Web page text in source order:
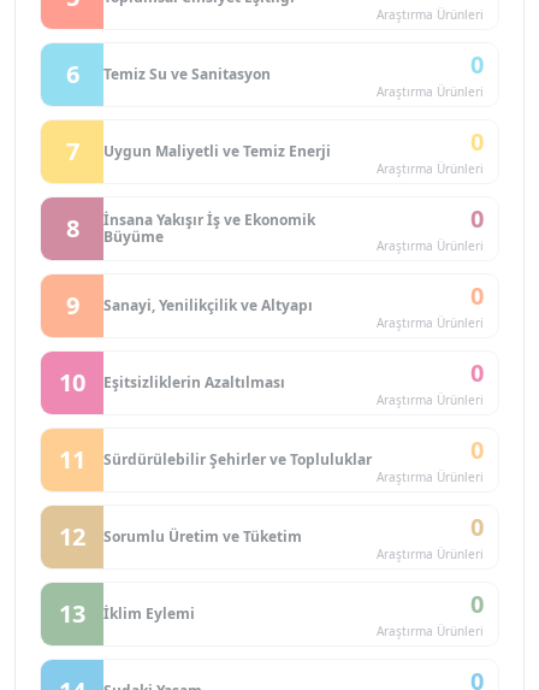
Araştırma Ürünleri
6 Temiz Su ve Sanitasyon 0
Araştırma Ürünleri
7 Uygun Maliyetli ve Temiz Enerji 0
Araştırma Ürünleri
8
İnsana Yakışır İş ve Ekonomik
Büyüme
0
Araştırma Ürünleri
9 Sanayi, Yenilikçilik ve Altyapı 0
Araştırma Ürünleri
10 Eşitsizliklerin Azaltılması 0
Araştırma Ürünleri
11 Sürdürülebilir Şehirler ve Topluluklar 0
Araştırma Ürünleri
12 Sorumlu Üretim ve Tüketim 0
Araştırma Ürünleri
13 İklim Eylemi 0
Araştırma Ürünleri
0